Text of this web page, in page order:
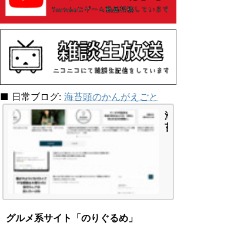
ら
「主
N
F
-
A」
タ
|
■ 日常ブログ: 海苔頭のかんがえごと
海
苔
え
グルメ系サイト「のりぐるめ」